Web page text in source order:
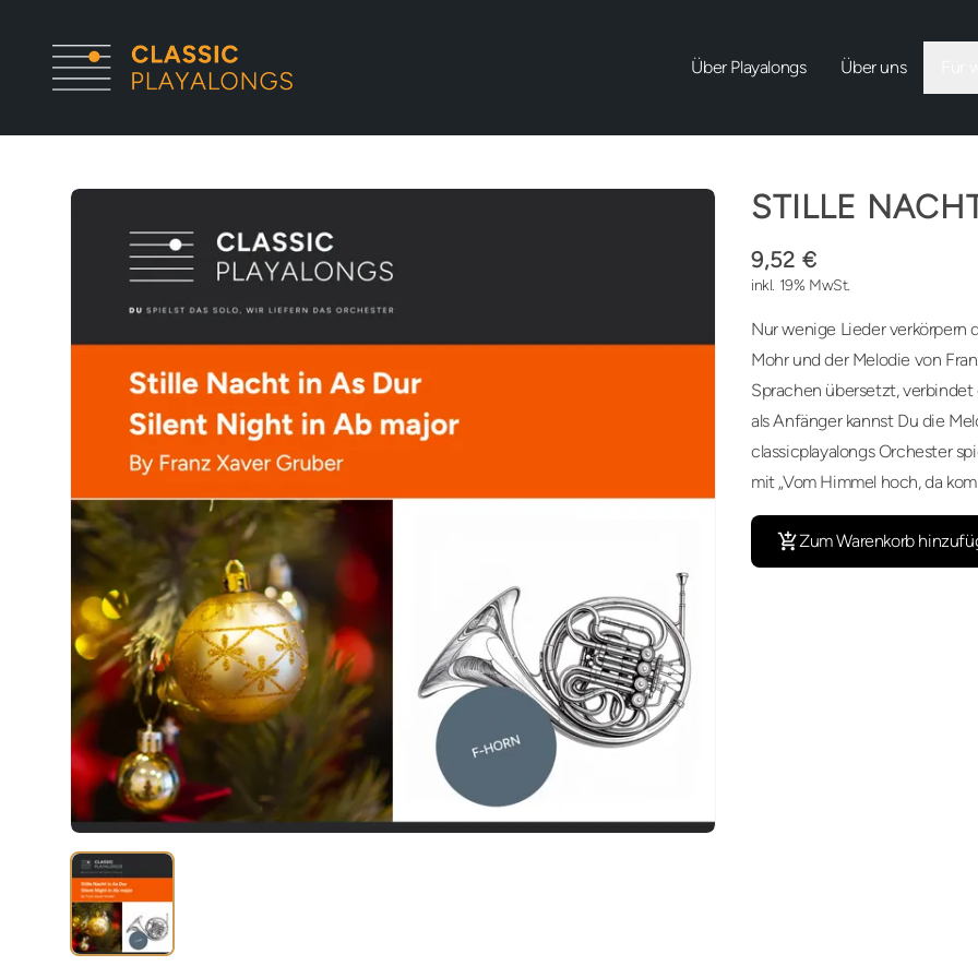
Über Playalongs Über uns
STILLE
9,52 €
inkl. 19% MwSt.
Nur wenige Lieder verkörpern
Mohr und der Melodie von
Sprachen übersetzt,
als Anfänger kannst Du die
classicplayalongs Orchester
mit „Vom Himmel hoch, da
Zum Warenkorb